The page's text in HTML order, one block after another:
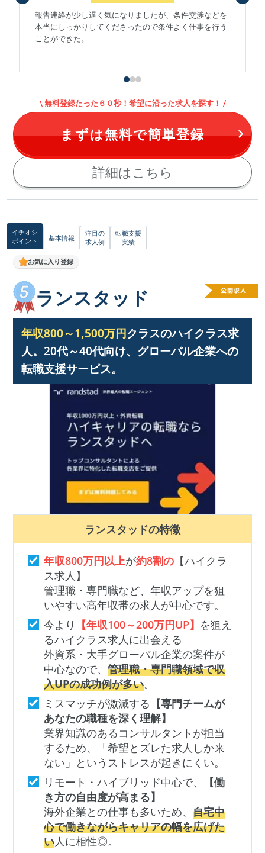
報告連絡が少し遅く気になりましたが、条件交渉などを
本当にしっかりしてくださったので条件よく仕事を行う
ことができた。
詳細はこちら
無料登録たった６０秒！希望に沿った求人を探す！
まずは無料で簡単登録
イチオシ
ポイント
基本情報
注目の
求人例
転職支援
実績
お気に入り登録
ランスタッド
年収800～1,500万円クラスのハイクラス求
人。20代～40代向け、グローバル企業への
転職支援サービス。
ランスタッドの特徴
年収800万円以上が約8割の 【ハイクラ
ス求人】
管理職・専門職など、年収アップを狙
いやすい高年収帯の求人が中心です。
今より
【年収100～200万円UP】 を狙え
るハイクラス求人に出会える
外資系・大手グローバル企業の案件が
中心なので、管理職・専門職領域で収
入UPの成功例が多い。
ミスマッチが激減する 【専門チームが
あなたの職種を深く理解】
業界知識のあるコンサルタントが担当
するため、「希望とズレた求人しか来
ない」というストレスが起きにくい。
リモート・ハイブリッド中心で、
【働
き方の自由度が高まる】
海外企業との仕事も多いため、自宅中
心で働きながらキャリアの幅を広げた
い人に相性◎。